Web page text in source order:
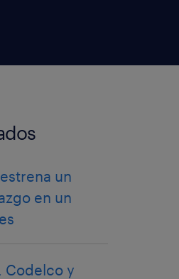
un
en un
Codelco y